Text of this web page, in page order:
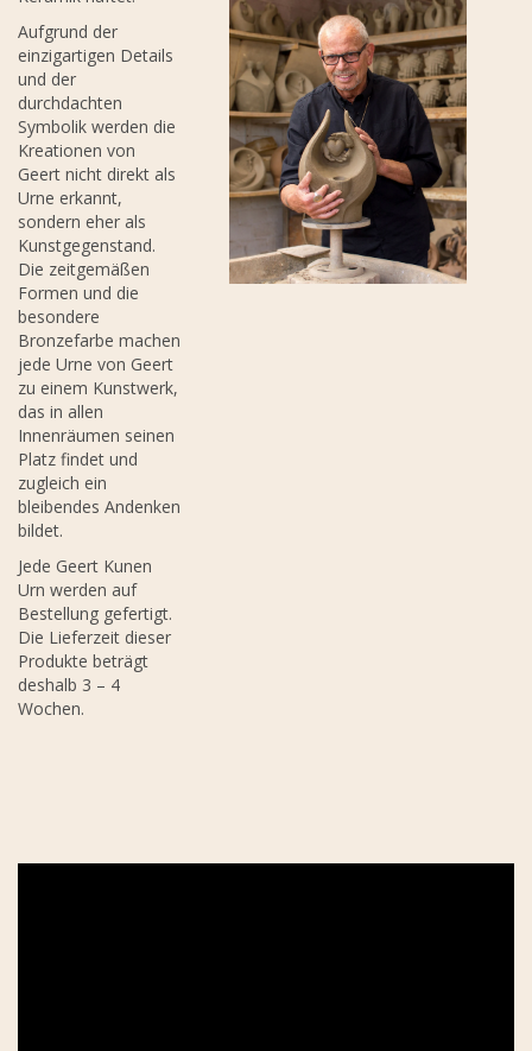
Aufgrund der
einzigartigen Details
und der
durchdachten
Symbolik werden die
Kreationen von
Geert nicht direkt als
Urne erkannt,
sondern eher als
Kunstgegenstand.
Die zeitgemäßen
Formen und die
besondere
Bronzefarbe machen
jede Urne von Geert
zu einem Kunstwerk,
das in allen
Innenräumen seinen
Platz findet und
zugleich ein
bleibendes Andenken
bildet.
Jede Geert Kunen
Urn werden auf
Bestellung gefertigt.
Die Lieferzeit dieser
Produkte beträgt
deshalb 3 – 4
Wochen.